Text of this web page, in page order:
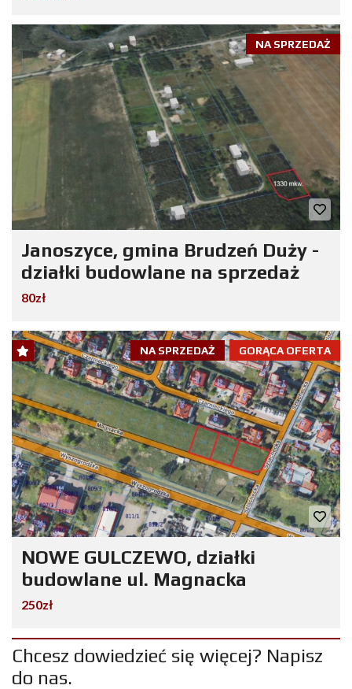
NA SPRZEDAŻ
Janoszyce, gmina Brudzeń Duży -
działki budowlane na sprzedaż
80zł
GORĄCA OFERTA
NA SPRZEDAŻ
NOWE GULCZEWO, działki
budowlane ul. Magnacka
250zł
Chcesz dowiedzieć się więcej? Napisz
do nas.